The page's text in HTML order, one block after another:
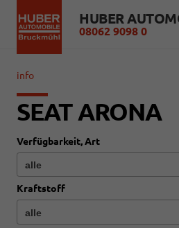
08062 9098 0
info
SEAT ARONA
Verfügbarkeit, Art
Kraftstoff